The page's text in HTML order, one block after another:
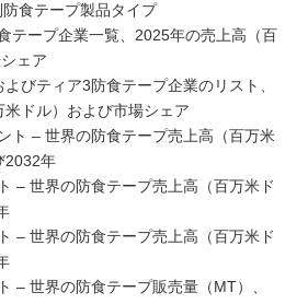
食テープ製品タイプ
テープ企業一覧、2025年の売上高（百
ェア
びティア3防食テープ企業のリスト、
ドル）および市場シェア
ト – 世界の防食テープ売上高（百万米
2032年
– 世界の防食テープ売上高（百万米ド
– 世界の防食テープ売上高（百万米ド
– 世界の防食テープ販売量（MT）、